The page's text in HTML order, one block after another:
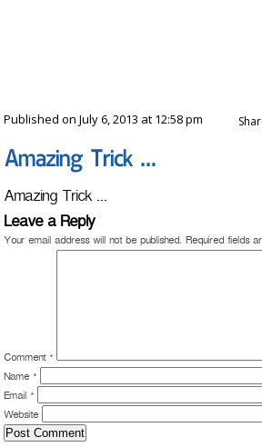
Published on July 6, 2013 at 12:58 pm
Amazing Trick …
Amazing Trick ...
Leave a Reply
Your email address will not be published. Required fields
Comment *
Name *
Email *
Website